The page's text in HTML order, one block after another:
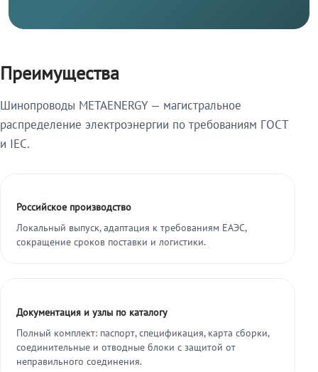
Преимущества
Шинопроводы METAENERGY — магистральное
распределение электроэнергии по требованиям ГОСТ
и IEC.
Российское производство
Локальный выпуск, адаптация к требованиям ЕАЭС,
сокращение сроков поставки и логистики.
Документация и узлы по каталогу
Полный комплект: паспорт, спецификация, карта сборки,
соединительные и отводные блоки с защитой от
неправильного соединения.